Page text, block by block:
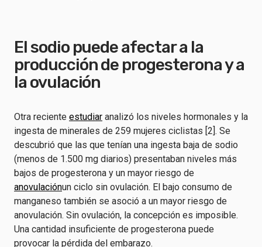
El sodio puede afectar a la
producción de progesterona y a
la ovulación
Otra reciente estudiar analizó los niveles hormonales y la
ingesta de minerales de 259 mujeres ciclistas [2]. Se
descubrió que las que tenían una ingesta baja de sodio
(menos de 1.500 mg diarios) presentaban niveles más
bajos de progesterona y un mayor riesgo de
anovulaciónun ciclo sin ovulación. El bajo consumo de
manganeso también se asoció a un mayor riesgo de
anovulación. Sin ovulación, la concepción es imposible.
Una cantidad insuficiente de progesterona puede
provocar la pérdida del embarazo.